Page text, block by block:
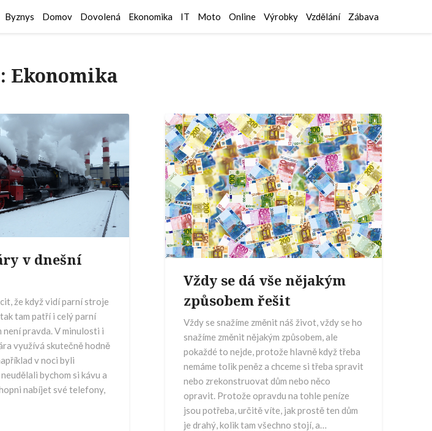
Byznys Domov Dovolená Ekonomika IT Moto Online Výrobky Vzdělání Zábava
Ekonomika
v dnešní
že když vidí parní stroje
tam patří i celý parní
není pravda. V minulosti i
využívá skutečně hodně
v noci byli
bychom si kávu a
nabíjet své telefony,
Vždy se dá vše nějakým
způsobem řešit
Vždy se snažíme změnit náš život, vždy se ho
snažíme změnit nějakým způsobem, ale
pokaždé to nejde, protože hlavně když třeba
nemáme tolik peněz a chceme si třeba spravit
nebo zrekonstruovat dům nebo něco
opravit. Protože opravdu na tohle peníze
jsou potřeba, určitě víte, jak prostě ten dům
je drahý, kolik tam všechno stojí, a…